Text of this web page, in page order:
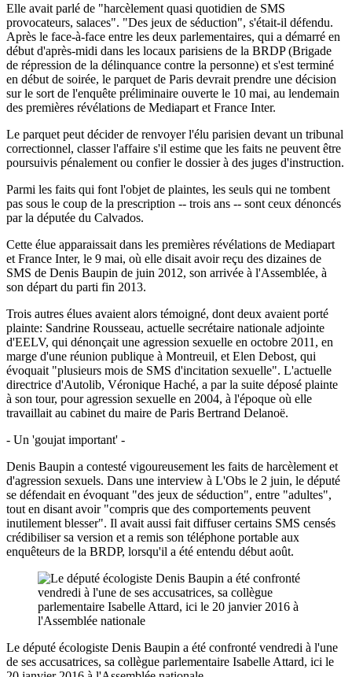
Elle avait parlé de "harcèlement quasi quotidien de SMS
provocateurs, salaces". "Des jeux de séduction", s'était-il défendu.
Après le face-à-face entre les deux parlementaires, qui a démarré en
début d'après-midi dans les locaux parisiens de la BRDP (Brigade
de répression de la délinquance contre la personne) et s'est terminé
en début de soirée, le parquet de Paris devrait prendre une décision
sur le sort de l'enquête préliminaire ouverte le 10 mai, au lendemain
des premières révélations de Mediapart et France Inter.
Le parquet peut décider de renvoyer l'élu parisien devant un tribunal
correctionnel, classer l'affaire s'il estime que les faits ne peuvent être
poursuivis pénalement ou confier le dossier à des juges d'instruction.
Parmi les faits qui font l'objet de plaintes, les seuls qui ne tombent
pas sous le coup de la prescription -- trois ans -- sont ceux dénoncés
par la députée du Calvados.
Cette élue apparaissait dans les premières révélations de Mediapart
et France Inter, le 9 mai, où elle disait avoir reçu des dizaines de
SMS de Denis Baupin de juin 2012, son arrivée à l'Assemblée, à
son départ du parti fin 2013.
Trois autres élues avaient alors témoigné, dont deux avaient porté
plainte: Sandrine Rousseau, actuelle secrétaire nationale adjointe
d'EELV, qui dénonçait une agression sexuelle en octobre 2011, en
marge d'une réunion publique à Montreuil, et Elen Debost, qui
évoquait "plusieurs mois de SMS d'incitation sexuelle". L'actuelle
directrice d'Autolib, Véronique Haché, a par la suite déposé plainte
à son tour, pour agression sexuelle en 2004, à l'époque où elle
travaillait au cabinet du maire de Paris Bertrand Delanoë.
- Un 'goujat important' -
Denis Baupin a contesté vigoureusement les faits de harcèlement et
d'agression sexuels. Dans une interview à L'Obs le 2 juin, le député
se défendait en évoquant "des jeux de séduction", entre "adultes",
tout en disant avoir "compris que des comportements peuvent
inutilement blesser". Il avait aussi fait diffuser certains SMS censés
crédibiliser sa version et a remis son téléphone portable aux
enquêteurs de la BRDP, lorsqu'il a été entendu début août.
Le député écologiste Denis Baupin a été confronté vendredi à l'une
de ses accusatrices, sa collègue parlementaire Isabelle Attard, ici le